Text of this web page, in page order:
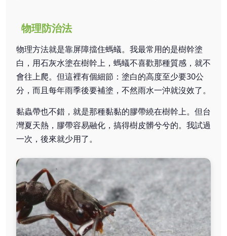
物理防治法
物理方法就是靠屏障擋住螞蟻。我最常用的是樹幹塗
白，用石灰水塗在樹幹上，螞蟻不喜歡那種質感，就不
會往上爬。但這裡有個細節：塗白的高度至少要30公
分，而且每年雨季後要補塗，不然雨水一沖就沒效了。
黏蟲帶也不錯，就是那種黏黏的膠帶繞在樹幹上。但台
灣夏天熱，膠帶容易融化，搞得樹皮髒兮兮的。我試過
一次，後來就少用了。